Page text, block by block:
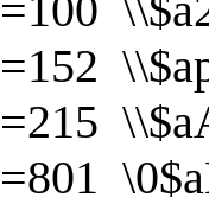
=152
=215
=801